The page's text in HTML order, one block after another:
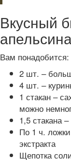
Вкусный
Вам понадобится:
2 шт. –
4 шт. –
1 стакан –
можно
1,5 стакана
По 1 ч.
экстракта
Щепотка